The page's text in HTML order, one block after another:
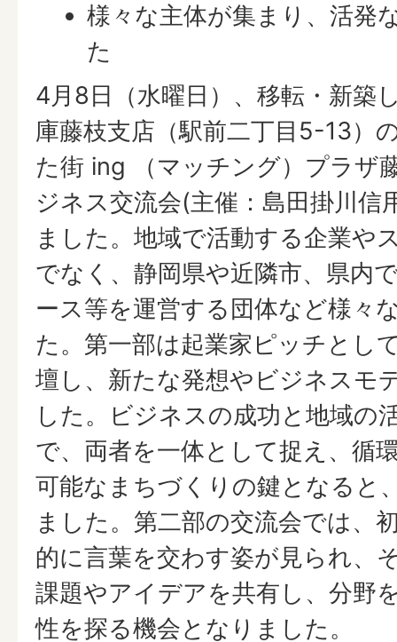
様々な主体が集まり、活発
た
4月8日（水曜日）、移転・新築
庫藤枝支店（駅前二丁目5-13）
た街 ing （マッチング）プラザ
ジネス交流会(主催：島田掛川信
ました。地域で活動する企業や
でなく、静岡県や近隣市、県内
ース等を運営する団体など様々
た。第一部は起業家ピッチとし
壇し、新たな発想やビジネスモ
した。ビジネスの成功と地域の
で、両者を一体として捉え、循
可能なまちづくりの鍵となると
ました。第二部の交流会では、
的に言葉を交わす姿が見られ、
課題やアイデアを共有し、分野
性を探る機会となりました。